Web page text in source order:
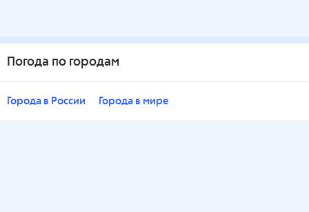
Погода по городам
Города в России Города в мире